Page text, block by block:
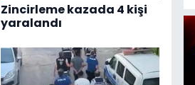
Zincirleme kazada 4 kişi
yaralandı